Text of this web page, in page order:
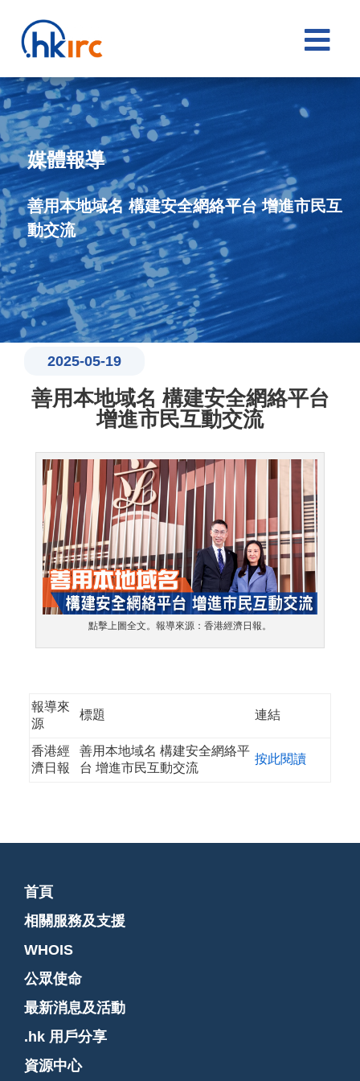

媒體報導
善用本地域名 構建安全網絡平台 增進市民互
動交流
2025-05-19
​善用本地域名 構建安全網絡平台
增進市民互動交流
點擊上圖全文。報導來源：香港經濟日報。
報導來
源
標題 連結
香港經
濟日報
善用本地域名 構建安全網絡平
台 增進市民互動交流
按此閱讀
首頁
相關服務及支援
WHOIS
公眾使命
最新消息及活動
.hk 用戶分享
資源中心